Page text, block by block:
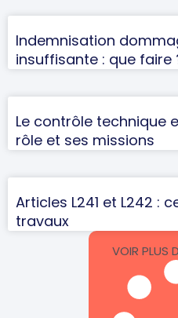
Indemnisation
insuffisante : que faire
Le contrôle technique
rôle et ses missions
Articles L241 et L242 :
travaux
VOIR PLUS